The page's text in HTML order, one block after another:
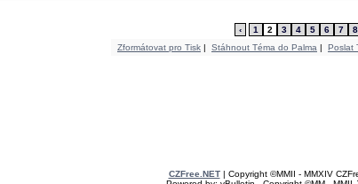
‹ 1 2 3 4 5 6 7 8
Zformátovat pro Tisk | Stáhnout Téma do Palma | Poslat
CZFree.NET| Copyright ©MMII - MMXIV